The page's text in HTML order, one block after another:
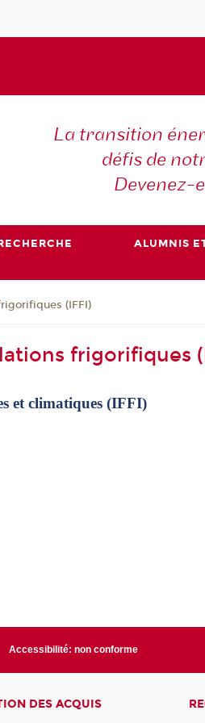
La transition
défis de
Devenez-
ALUMNIS
(IFFI)
frigorifiques
et climatiques (IFFI)
Accessibilité: non conforme
DES ACQUIS